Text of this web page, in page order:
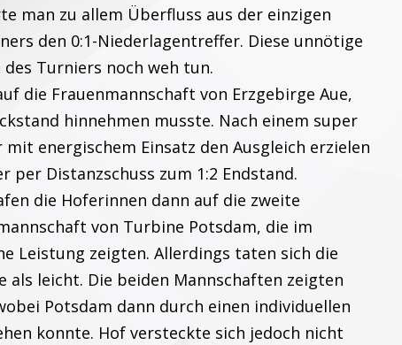
man zu allem Überfluss aus der einzigen
den 0:1-Niederlagentreffer. Diese unnötige
Turniers noch weh tun.
die Frauenmannschaft von Erzgebirge Aue,
hinnehmen musste. Nach einem super
energischem Einsatz den Ausgleich erzielen
per Distanzschuss zum 1:2 Endstand.
die Hoferinnen dann auf die zweite
von Turbine Potsdam, die im
Leistung zeigten. Allerdings taten sich die
als leicht. Die beiden Mannschaften zeigten
Potsdam dann durch einen individuellen
konnte. Hof versteckte sich jedoch nicht